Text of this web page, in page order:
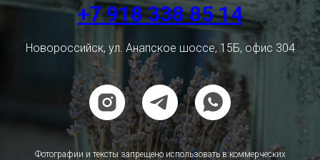
+7 918 338 85 14
Новороссийск, ул. Анапское шоссе, 15Б, офис 304
Фотографии и тексты запрещено использовать в коммерческих